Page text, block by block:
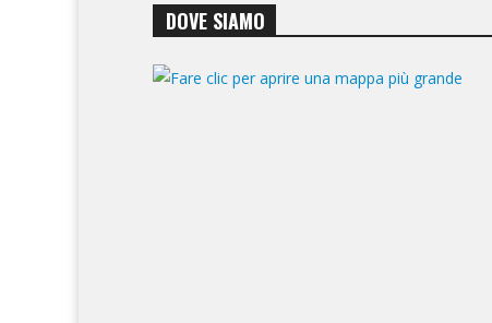
DOVE SIAMO